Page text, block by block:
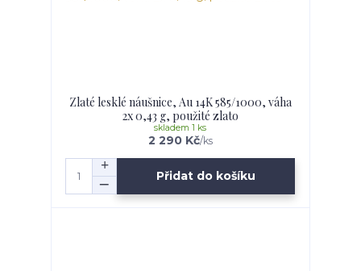
Zlaté lesklé náušnice, Au 14K 585/1000, váha
2x 0,43 g, použité zlato
2 290 Kč/ks
skladem 1 ks
Přidat do košíku